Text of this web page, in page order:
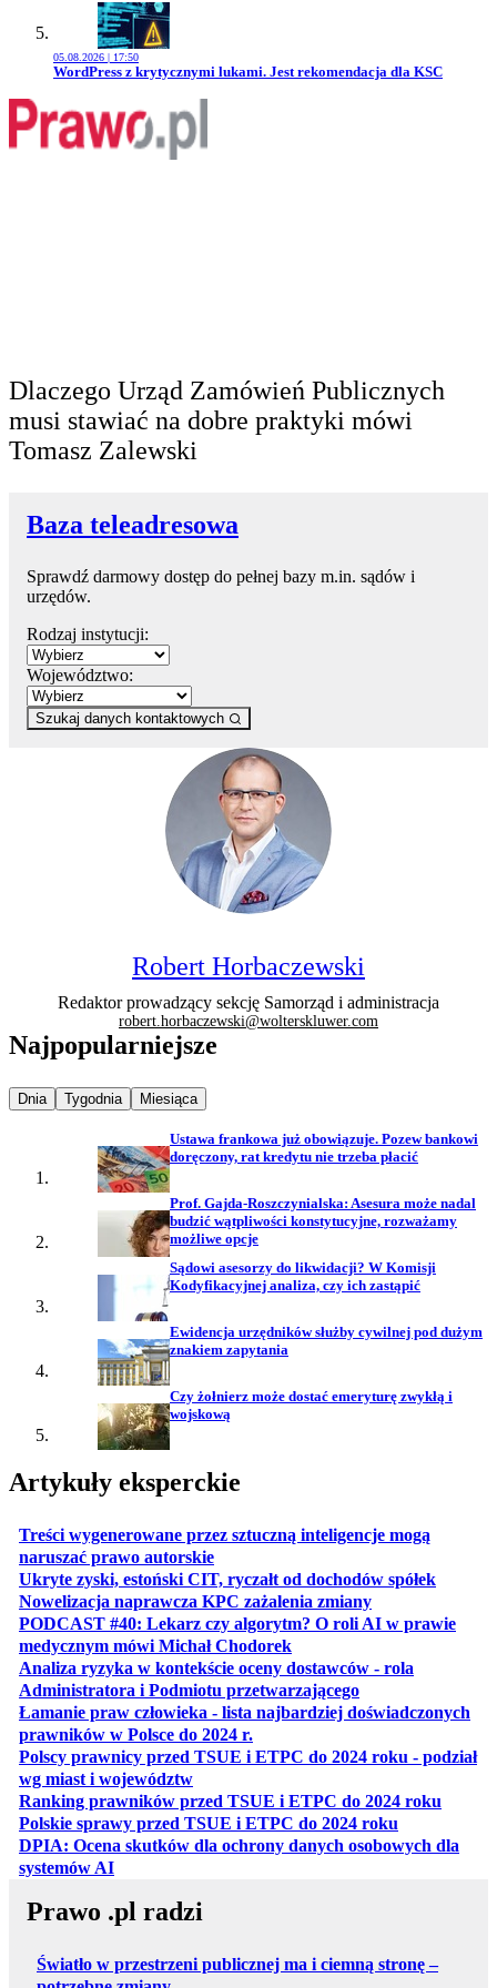
05.08.2026 | 17:50
Przejdź do artykułu:
WordPress z krytycznymi lukami. Jest rekomendacja dla KSC
Dlaczego Urząd Zamówień Publicznych
musi stawiać na dobre praktyki mówi
Tomasz Zalewski
Baza teleadresowa
Sprawdź darmowy dostęp do pełnej bazy m.in. sądów i
urzędów.
Rodzaj instytucji:
Województwo:
Szukaj danych kontaktowych
Robert Horbaczewski
Redaktor prowadzący sekcję Samorząd i administracja
robert.horbaczewski@wolterskluwer.com
Najpopularniejsze
Najpopularniejsze wiadomości z
Dnia Najpopularniejsze wiadomości z
Tygodnia Najpopularniejsze wiadomości z
Miesiąca
Ustawa frankowa już obowiązuje. Pozew bankowi
doręczony, rat kredytu nie trzeba płacić
Prof. Gajda-Roszczynialska: Asesura może nadal
budzić wątpliwości konstytucyjne, rozważamy
możliwe opcje
Sądowi asesorzy do likwidacji? W Komisji
Kodyfikacyjnej analiza, czy ich zastąpić
Ewidencja urzędników służby cywilnej pod dużym
znakiem zapytania
Czy żołnierz może dostać emeryturę zwykłą i
wojskową
Artykuły eksperckie
Treści wygenerowane przez sztuczną inteligencje mogą
naruszać prawo autorskieotwiera się w nowej karcie
Ukryte zyski, estoński CIT, ryczałt od dochodów spółekotwiera
Nowelizacja naprawcza KPC zażalenia zmianyotwiera się w
PODCAST #40: Lekarz czy algorytm? O roli AI w prawie
medycznym mówi Michał Chodorekotwiera się w nowej karcie
Analiza ryzyka w kontekście oceny dostawców - rola
Administratora i Podmiotu przetwarzającegootwiera się w
Łamanie praw człowieka - lista najbardziej doświadczonych
prawników w Polsce do 2024 r.otwiera się w nowej karcie
Polscy prawnicy przed TSUE i ETPC do 2024 roku - podział
wg miast i województwotwiera się w nowej karcie
Ranking prawników przed TSUE i ETPC do 2024 roku
Polskie sprawy przed TSUE i ETPC do 2024 roku
DPIA: Ocena skutków dla ochrony danych osobowych dla
systemów AIotwiera się w nowej karcie
Prawo .pl radzi
Światło w przestrzeni publicznej ma i ciemną stronę –